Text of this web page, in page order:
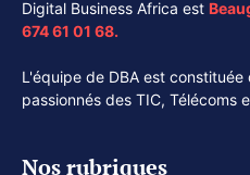
Digital Business Africa est
674 61 01 68.
L'équipe de DBA est
passionnés des TIC, Télécoms
Nos rubriques